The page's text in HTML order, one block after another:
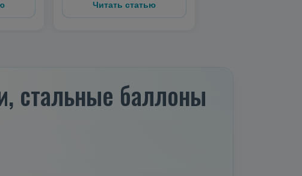
Читать статью
стальные баллоны